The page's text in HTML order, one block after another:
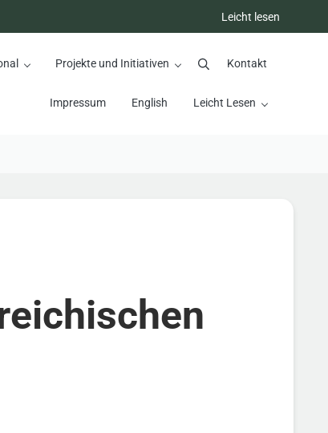
Leicht lesen
Projekte und Initiativen SuchenKontakt
Impressum English Leicht Lesen